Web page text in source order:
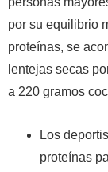
por su equilibrio
proteínas, se
lentejas secas
a 220 gramos
Los
proteínas